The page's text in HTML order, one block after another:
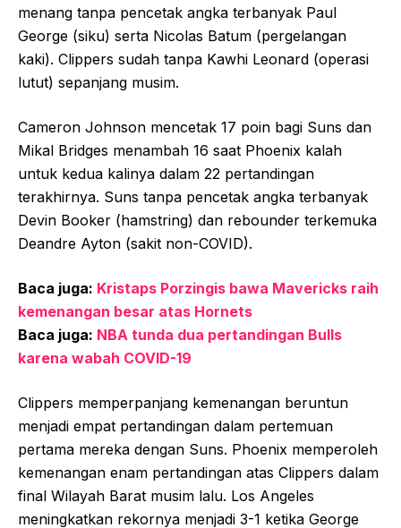
menang tanpa pencetak angka terbanyak Paul
George (siku) serta Nicolas Batum (pergelangan
kaki). Clippers sudah tanpa Kawhi Leonard (operasi
lutut) sepanjang musim.
Cameron Johnson mencetak 17 poin bagi Suns dan
Mikal Bridges menambah 16 saat Phoenix kalah
untuk kedua kalinya dalam 22 pertandingan
terakhirnya. Suns tanpa pencetak angka terbanyak
Devin Booker (hamstring) dan rebounder terkemuka
Deandre Ayton (sakit non-COVID).
Baca juga: Kristaps Porzingis bawa Mavericks raih
kemenangan besar atas Hornets
Baca juga: NBA tunda dua pertandingan Bulls
karena wabah COVID-19
Clippers memperpanjang kemenangan beruntun
menjadi empat pertandingan dalam pertemuan
pertama mereka dengan Suns. Phoenix memperoleh
kemenangan enam pertandingan atas Clippers dalam
final Wilayah Barat musim lalu. Los Angeles
meningkatkan rekornya menjadi 3-1 ketika George